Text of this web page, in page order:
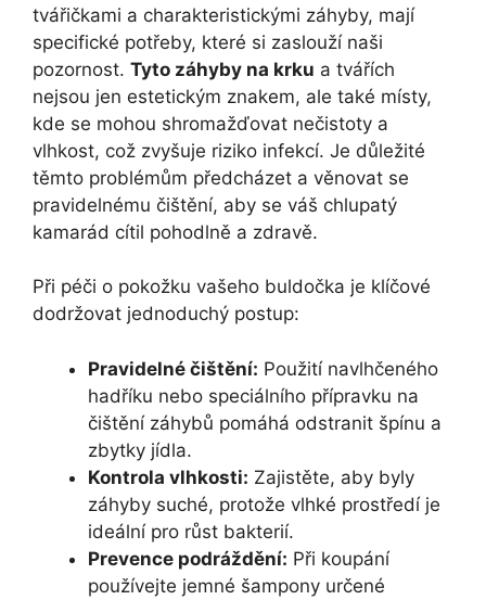
tvářičkami a charakteristickými záhyby, mají
specifické potřeby, které si zaslouží ⁢naši
pozornost. Tyto záhyby ‌na krku a tvářích
nejsou ⁣jen estetickým‌ znakem, ale také​ místy, ​
kde se mohou ⁣shromažďovat nečistoty ⁤a
vlhkost, což zvyšuje riziko infekcí. ‍Je ⁣důležité
těmto problémům předcházet a věnovat se
pravidelnému čištění, aby se váš ⁤chlupatý
kamarád cítil pohodlně a zdravě.
Při péči o pokožku vašeho buldočka je ​klíčové
dodržovat jednoduchý postup:
Pravidelné‍ čištění: ⁢Použití navlhčeného
hadříku​ nebo speciálního přípravku na⁤
čištění záhybů pomáhá odstranit ⁤špínu a
zbytky jídla.
Kontrola⁣ vlhkosti: Zajistěte, aby⁤ byly⁣
záhyby suché, protože vlhké prostředí je
ideální ⁢pro růst bakterií.
Prevence podráždění: Při koupání
používejte‌ jemné šampony určené